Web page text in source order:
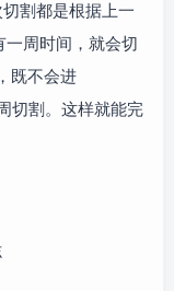
割都是根据上一
周时间，就会切
既不会进
切割。这样就能完